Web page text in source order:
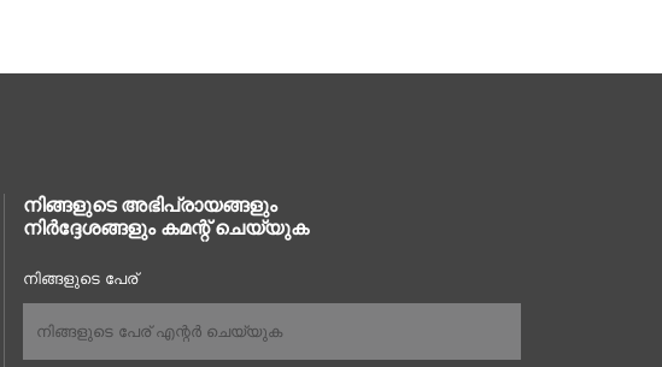
നിങ്ങളുടെ അഭിപ്രായങ്ങളും
നിർദ്ദേശങ്ങളും കമന്റ് ചെയ്യുക
നിങ്ങളുടെ പേര്